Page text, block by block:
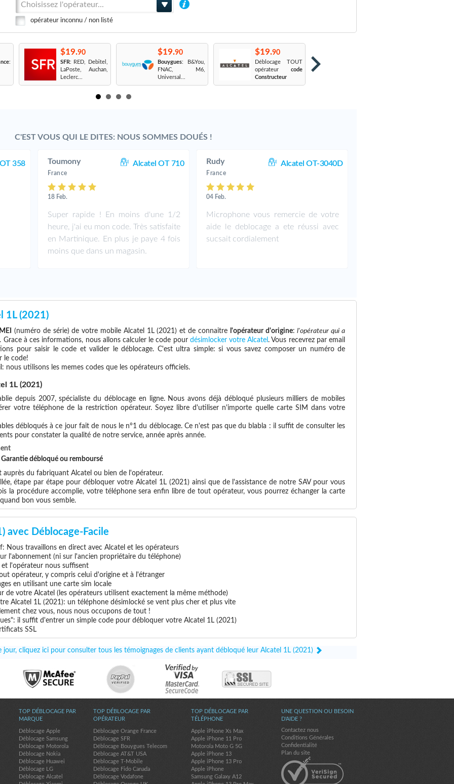
Choisissez l'opérateur...
opérateur inconnu / non listé
:
$19.90
SFR: RED, Debitel,
LaPoste, Auchan,
Leclerc...
$19.90
Bouygues: B&You,
FNAC, M6,
Universal...
$19.90
Déblocage TOUT
opérateur code
Constructeur
C'EST VOUS QUI LE DITES: NOUS SOMMES DOUÉS !
358 Toumony Alcatel OT 710
France
18 Feb.
Super rapide ! En moins d'une 1/2
heure, j'ai eu mon code. Très satisfaite
en Martinique. En plus je paye 4 fois
moins que dans un magasin.
Rudy Alcatel OT-3040D
France
04 Feb.
Microphone vous remercie de votre
aide le deblocage a ete réussi avec
sucsait cordialement
1L (2021)
(numéro de série) de votre mobile Alcatel 1L (2021) et de connaitre l'opérateur d'origine:l'opérateur qui a
. Grace à ces informations, nous allons calculer le code pour désimlocker votre Alcatel . Vous recevrez par email
pour saisir le code et valider le déblocage. C'est ultra simple: si vous savez composer un numéro de
le code!
nous utilisons les memes codes que les opérateurs officiels.
1L (2021)
depuis 2007, spécialiste du déblocage en ligne. Nous avons déjà débloqué plusieurs milliers de mobiles
votre téléphone de la restriction opérateur. Soyez libre d'utiliser n'importe quelle carte SIM dans votre
débloqués à ce jour fait de nous le n°1 du déblocage. Ce n'est pas que du blabla : il suffit de consulter les
pour constater la qualité de notre service, année après année.
débloqué ou remboursé
du fabriquant Alcatel ou bien de l'opérateur.
étape par étape pour débloquer votre Alcatel 1L (2021) ainsi que de l'assistance de notre SAV pour vous
la procédure accomplie, votre téléphone sera enfin libre de tout opérateur, vous pourrez échanger la carte
bon vous semble.
avec Déblocage-Facile
Nous travaillons en direct avec Alcatel et les opérateurs
l'abonnement (ni sur l'ancien propriétaire du téléphone)
et l'opérateur nous suffisent
opérateur, y compris celui d'origine et à l'étranger
en utilisant une carte sim locale
de votre Alcatel (les opérateurs utilisent exactement la même méthode)
Alcatel 1L (2021): un téléphone désimlocké se vent plus cher et plus vite
chez vous, nous nous occupons de tout !
il suffit d'entrer un simple code pour débloquer votre Alcatel 1L (2021)
SSL
jour, cliquez ici pour consulter tous les témoignages de clients ayant débloqué leur Alcatel 1L (2021)
UNE QUESTION OU BESOIN
D'AIDE ?
Contactez nous
Conditions Générales
Confidentialité
Plan du site
TOP DÉBLOCAGE PAR
MARQUE
Déblocage Apple
Déblocage Samsung
Déblocage Motorola
Déblocage Nokia
Déblocage Huawei
Déblocage LG
Déblocage Alcatel
TOP DÉBLOCAGE PAR
OPÉRATEUR
Déblocage Orange France
Déblocage SFR
Déblocage Bouygues Telecom
Déblocage AT&T USA
Déblocage T-Mobile
Déblocage Fido Canada
Déblocage Vodafone
TOP DÉBLOCAGE PAR
TÉLÉPHONE
Apple iPhone Xs Max
Apple iPhone 11 Pro
Motorola Moto G 5G
Apple iPhone 13
Apple iPhone 13 Pro
Apple iPhone
Samsung Galaxy A12